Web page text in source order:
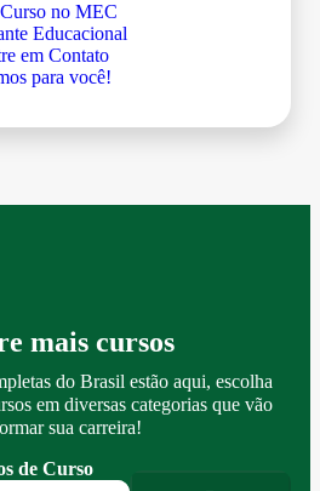
no MEC
Educacional
em Contato
para você!
mais cursos
do Brasil estão aqui, escolha
em diversas categorias que vão
sua carreira!
de Curso